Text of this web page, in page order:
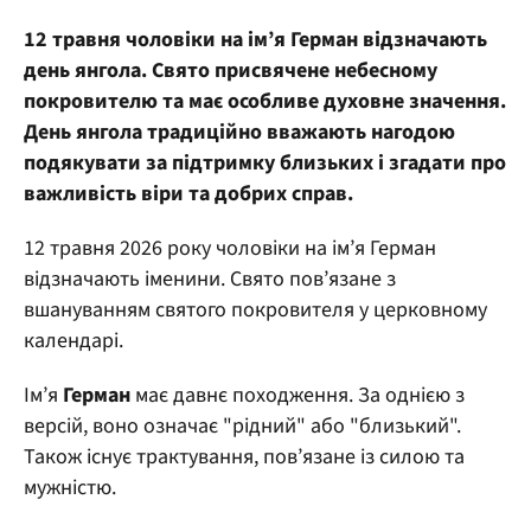
12 травня чоловіки на ім’я Герман відзначають
день янгола. Свято присвячене небесному
покровителю та має особливе духовне значення.
День янгола традиційно вважають нагодою
подякувати за підтримку близьких і згадати про
важливість віри та добрих справ.
12 травня 2026 року чоловіки на ім’я Герман
відзначають іменини. Свято пов’язане з
вшануванням святого покровителя у церковному
календарі.
Ім’я Герман має давнє походження. За однією з
версій, воно означає "рідний" або "близький".
Також існує трактування, пов’язане із силою та
мужністю.